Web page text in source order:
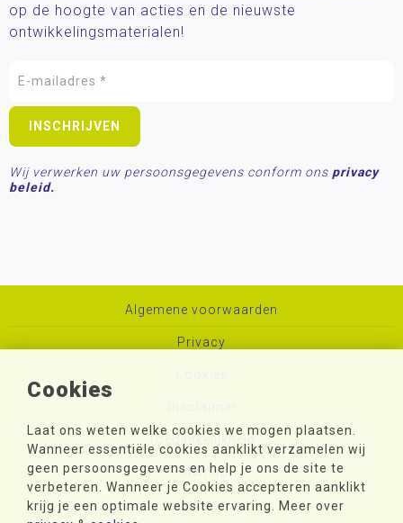
Cookies
Laat ons weten welke cookies we mogen plaatsen.
Wanneer essentiële cookies aanklikt verzamelen wij
geen persoonsgegevens en help je ons de site te
verbeteren. Wanneer je Cookies accepteren aanklikt
krijg je een optimale website ervaring. Meer over
op de hoogte van acties en de nieuwste
ontwikkelingsmaterialen!
Wij verwerken uw persoonsgegevens conform ons privacy
beleid.
Algemene voorwaarden
Privacy
Toegankelijkheid
Sitemap
Colofon